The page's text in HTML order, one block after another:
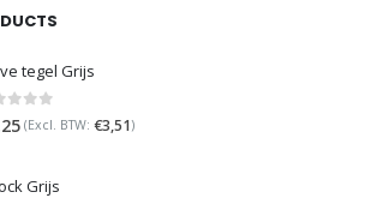
tegel Grijs
of 5
(Excl. BTW: €3,51)
Grijs